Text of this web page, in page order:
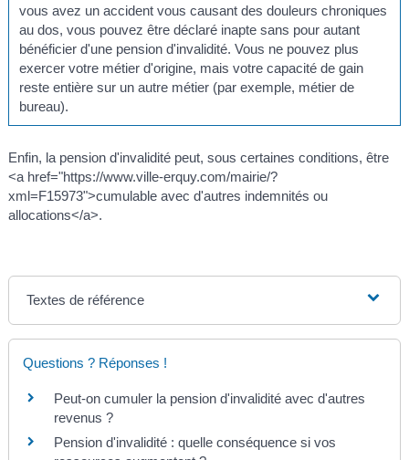
vous avez un accident vous causant des douleurs chroniques
au dos, vous pouvez être déclaré inapte sans pour autant
bénéficier d'une pension d'invalidité. Vous ne pouvez plus
exercer votre métier d'origine, mais votre capacité de gain
reste entière sur un autre métier (par exemple, métier de
bureau).
Enfin, la pension d'invalidité peut, sous certaines conditions, être
<a href="https://www.ville-erquy.com/mairie/?
xml=F15973">cumulable avec d'autres indemnités ou
allocations</a>.
Textes de référence
Questions ? Réponses !
Peut-on cumuler la pension d'invalidité avec d'autres
revenus ?
Pension d'invalidité : quelle conséquence si vos